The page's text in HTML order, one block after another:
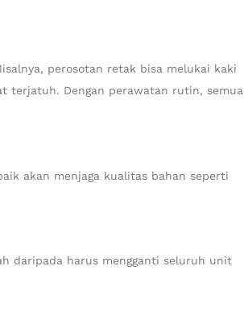
perosotan retak bisa melukai kaki
terjatuh. Dengan perawatan rutin, semua
akan menjaga kualitas bahan seperti
daripada harus mengganti seluruh unit